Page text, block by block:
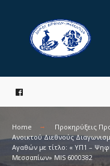
content
Home Προκηρύξεις
Ανοικτού Διεθνούς
Αγαθών με τίτλο: « ΥΠ1 –
Μεσσαπίων» ΜΙS 6000382
for: